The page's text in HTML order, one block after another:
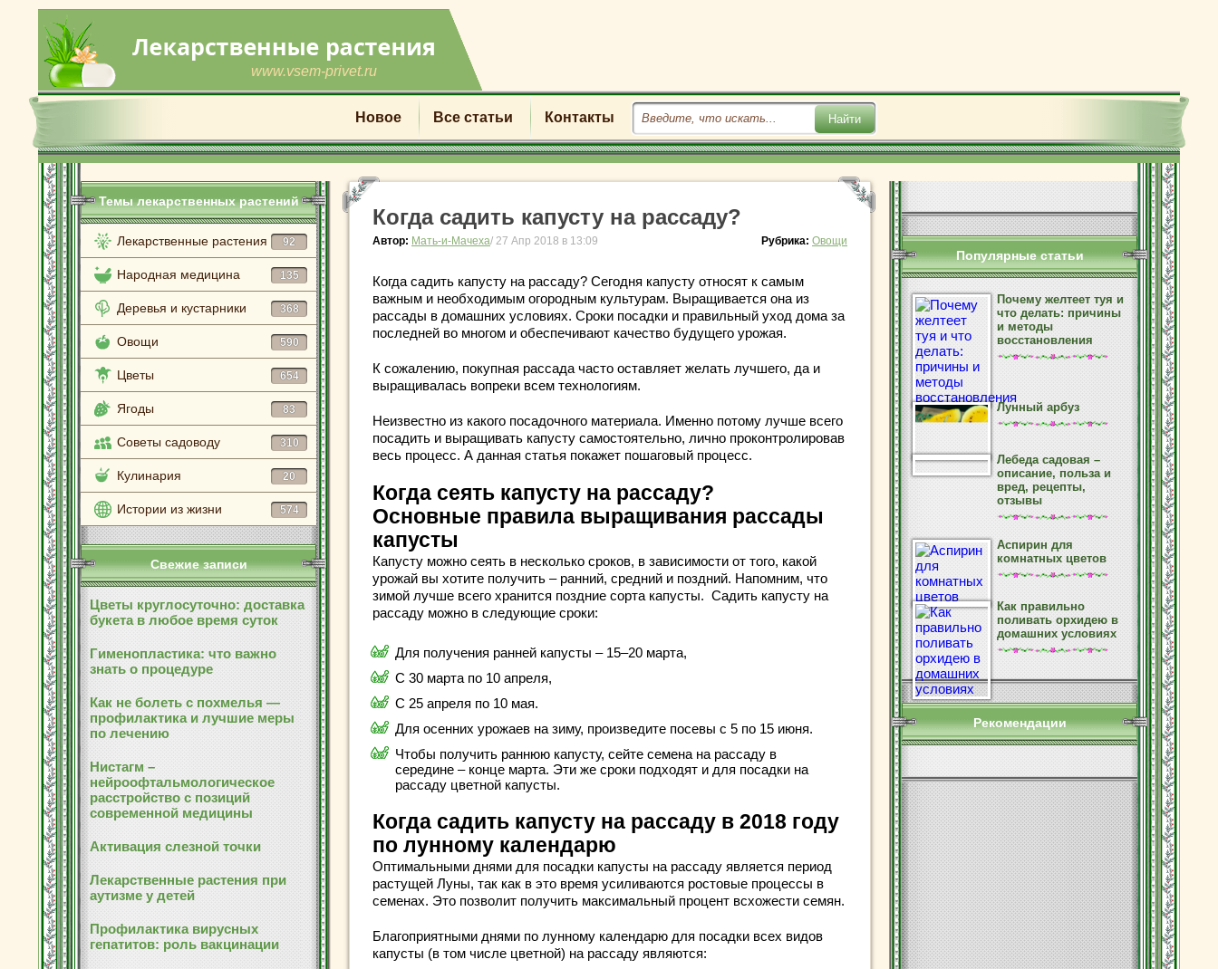
www.vsem-privet.ru
Новое Все статьи Контакты
Темы лекарственных растений
Лекарственные растения 92
Народная медицина 135
Деревья и кустарники 368
Овощи 590
Цветы 654
Ягоды 83
Советы садоводу 310
Кулинария 20
Истории из жизни 574
Свежие записи
Цветы круглосуточно: доставка
букета в любое время суток
Гименопластика: что важно
знать о процедуре
Как не болеть с похмелья —
профилактика и лучшие меры
по лечению
Нистагм –
нейроофтальмологическое
расстройство с позиций
современной медицины
Активация слезной точки
Лекарственные растения при
аутизме у детей
Профилактика вирусных
гепатитов: роль вакцинации
Когда садить капусту на рассаду?
Автор: Мать-и-Мачеха/ 27 Апр 2018 в 13:09 Рубрика: Овощи
Когда садить капусту на рассаду? Сегодня капусту относят к самым
важным и необходимым огородным культурам. Выращивается она из
рассады в домашних условиях. Сроки посадки и правильный уход дома за
последней во многом и обеспечивают качество будущего урожая.
К сожалению, покупная рассада часто оставляет желать лучшего, да и
выращивалась вопреки всем технологиям.
Неизвестно из какого посадочного материала. Именно потому лучше всего
посадить и выращивать капусту самостоятельно, лично проконтролировав
весь процесс. А данная статья покажет пошаговый процесс.
Когда сеять капусту на рассаду?
Основные правила выращивания рассады
капусты
Капусту можно сеять в несколько сроков, в зависимости от того, какой
урожай вы хотите получить – ранний, средний и поздний. Напомним, что
зимой лучше всего хранится поздние сорта капусты. Садить капусту на
рассаду можно в следующие сроки:
Для получения ранней капусты – 15–20 марта,
С 30 марта по 10 апреля,
С 25 апреля по 10 мая.
Для осенних урожаев на зиму, произведите посевы с 5 по 15 июня.
Чтобы получить раннюю капусту, сейте семена на рассаду в
середине – конце марта. Эти же сроки подходят и для посадки на
рассаду цветной капусты.
Когда садить капусту на рассаду в 2018 году
по лунному календарю
Оптимальными днями для посадки капусты на рассаду является период
растущей Луны, так как в это время усиливаются ростовые процессы в
семенах. Это позволит получить максимальный процент всхожести семян.
Благоприятными днями по лунному календарю для посадки всех видов
капусты (в том числе цветной) на рассаду являются:
Популярные статьи
Почему желтеет туя и
что делать: причины
и методы
восстановления
Лунный арбуз
Лебеда садовая –
описание, польза и
вред, рецепты,
отзывы
Аспирин для
комнатных цветов
Как правильно
поливать орхидею в
домашних условиях
Рекомендации